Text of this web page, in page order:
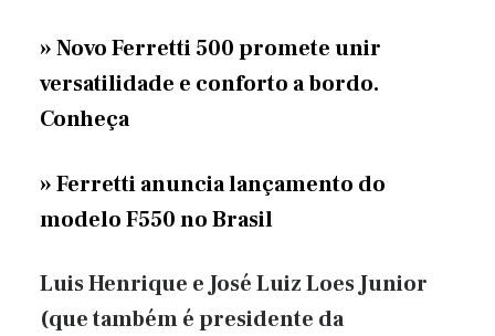
» Novo Ferretti 500 promete unir
versatilidade e conforto a bordo.
Conheça
» Ferretti anuncia lançamento do
modelo F550 no Brasil
Luis Henrique e José Luiz Loes Junior
(que também é presidente da